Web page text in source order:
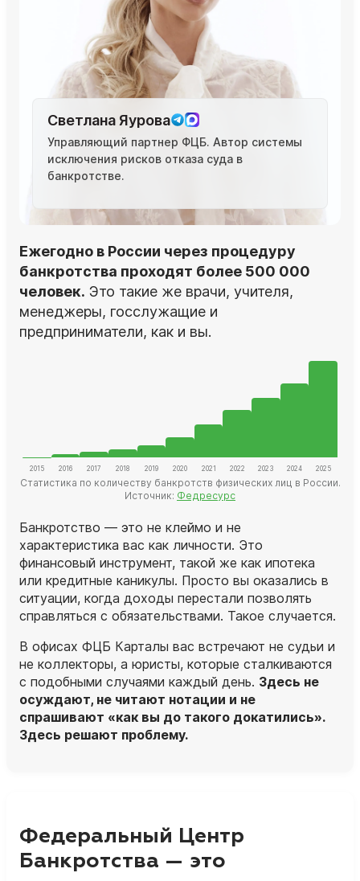
Светлана Яурова
Управляющий партнер ФЦБ. Автор системы
исключения рисков отказа суда в
банкротстве.
Ежегодно в России через процедуру
банкротства проходят более 500 000
человек. Это такие же врачи, учителя,
менеджеры, госслужащие и
предприниматели, как и вы.
Статистика по количеству банкротств физических лиц в России.
Источник: Федресурс
Банкротство — это не клеймо и не
характеристика вас как личности. Это
финансовый инструмент, такой же как ипотека
или кредитные каникулы. Просто вы оказались в
ситуации, когда доходы перестали позволять
справляться с обязательствами. Такое случается.
В офисах ФЦБ Карталы вас встречают не судьи и
не коллекторы, а юристы, которые сталкиваются
с подобными случаями каждый день. Здесь не
осуждают, не читают нотации и не
спрашивают «как вы до такого докатились».
Здесь решают проблему.
Федеральный Центр
Банкротства — это